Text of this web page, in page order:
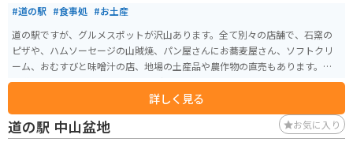
#道の駅 #食事処 #お土産
道の駅ですが、グルメスポットが沢山あります。全て別々の店舗で、石窯の
ピザや、ハムソーセージの山賊焼、パン屋さんにお蕎麦屋さん、ソフトクリ
ーム、おむすびと味噌汁の店、地場の土産品や農作物の直売もあります。こ
の道の駅を目的に来る人もいるほどです。
詳しく見る
道の駅 中山盆地 お気に入り